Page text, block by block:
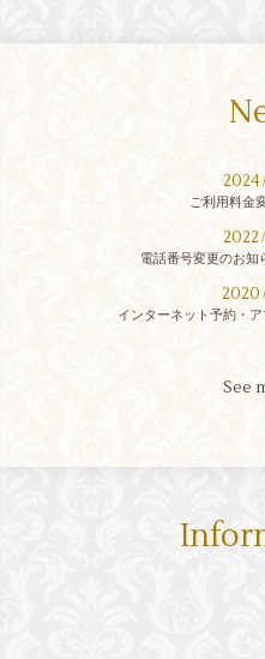
2024/
ご利用料金
2022/
電話番号変更のお
2020 /
インターネット予約・
See